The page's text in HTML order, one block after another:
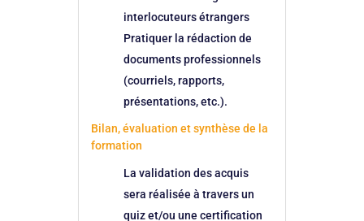
interlocuteurs étrangers
Pratiquer la rédaction de
documents professionnels
(courriels, rapports,
présentations, etc.).
Bilan, évaluation et synthèse de la
formation
La validation des acquis
sera réalisée à travers un
quiz et/ou une certification